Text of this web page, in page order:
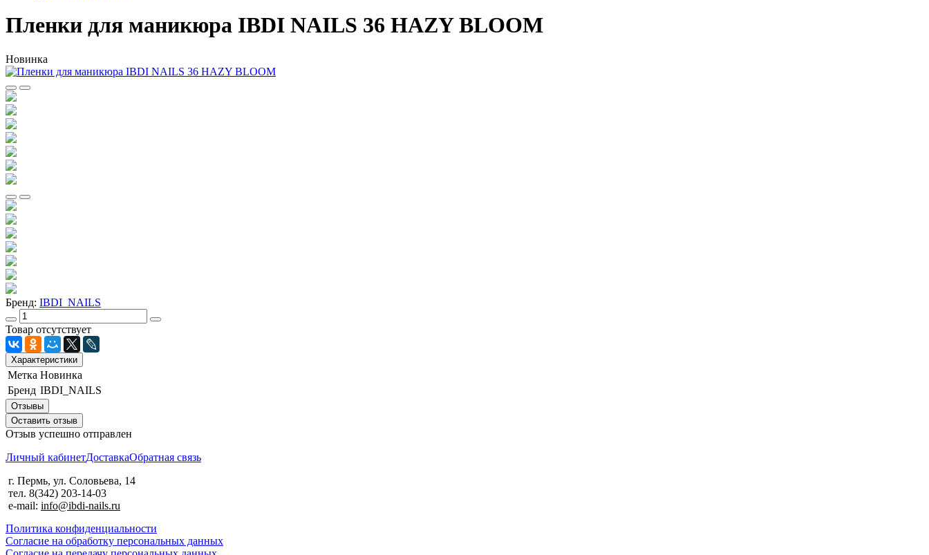
Пленки для маникюра IBDI NAILS 36 HAZY BLOOM
Новинка
Бренд: IBDI_NAILS
Товар отсутствует
Характеристики
Метка Новинка
Бренд IBDI_NAILS
Отзывы
Оставить отзыв
Отзыв успешно отправлен
Личный кабинетДоставкаОбратная связь
г. Пермь, ул. Соловьева, 14
тел. 8(342) 203-14-03
e-mail: info@ibdi-nails.ru
Политика конфиденциальности
Согласие на обработку персональных данных